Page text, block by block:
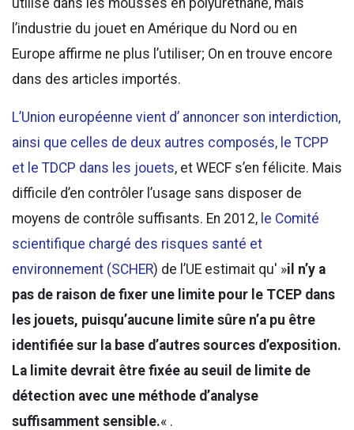
l’industrie du jouet en Amérique du Nord ou en
Europe affirme ne plus l’utiliser; On en trouve encore
dans des articles importés.
L’Union européenne vient d’ annoncer son interdiction,
ainsi que celles de deux autres composés, le TCPP
et le TDCP dans les jouets, et WECF s’en félicite. Mais
difficile d’en contrôler l’usage sans disposer de
moyens de contrôle suffisants. En 2012, le Comité
scientifique chargé des risques santé et
environnement (SCHER) de l’UE estimait qu' »il n’y a
pas de raison de fixer une limite pour le TCEP dans
les jouets, puisqu’aucune limite sûre n’a pu être
identifiée sur la base d’autres sources d’exposition.
La limite devrait être fixée au seuil de limite de
détection avec une méthode d’analyse
suffisamment sensible.« .